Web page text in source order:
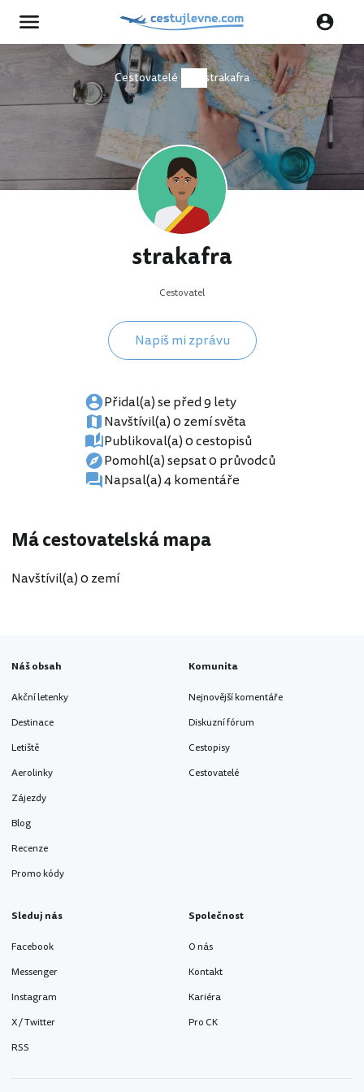
Cestovatelé strakafra
strakafra
Cestovatel
Napiš mi zprávu
Přidal(a) se před 9 lety
Navštívil(a) 0 zemí světa
Publikoval(a) 0 cestopisů
Pomohl(a) sepsat 0 průvodců
Napsal(a) 4 komentáře
Má cestovatelská mapa
Navštívil(a) 0 zemí
Náš obsah
Akční letenky
Destinace
Letiště
Aerolinky
Zájezdy
Blog
Recenze
Promo kódy
Komunita
Nejnovější komentáře
Diskuzní fórum
Cestopisy
Cestovatelé
Sleduj nás
Facebook
Messenger
Instagram
X / Twitter
RSS
Společnost
O nás
Kontakt
Kariéra
Pro CK